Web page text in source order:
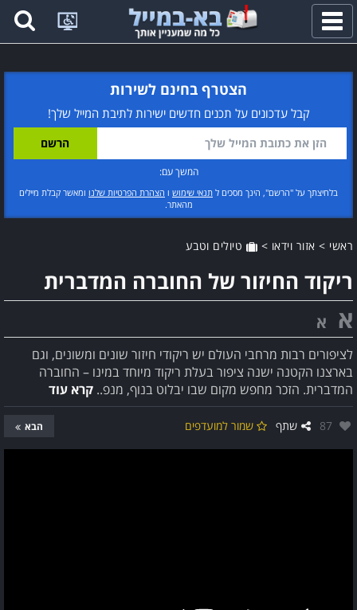
פתח
תפריט
הצטרף בחינם לשירות
קבל עדכונים על תכנים חדשים ישירות לתיבת המייל שלך!
המשך עם:
בלחיצתך על "הרשם", הינך מסכים ל תנאי שימוש ו הצהרת הפרטיות שלנו ומאשר קבלת מיילים
מהאתר.
ראשי > אזור וידאו > טיולים וטבע
ריקוד החיזור של החוברה המדברית
א א
לציפורים רבות מרחבי העולם יש ריקודי חיזור שונים ומשונים, וגם
בארצנו הקטנה ישנה ציפור בעלת ריקוד מיוחד במינו – החוברה
המדברית. הזכר מחפש מקום שבו יבלוט בנוף, מנפ.. קרא עוד
אהבו:
87 שתף שמור למועדפים הבא